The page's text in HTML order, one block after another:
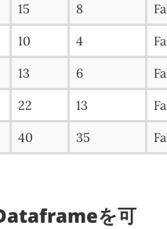
15 8
10 4
13 6
22 13
40 35
を可